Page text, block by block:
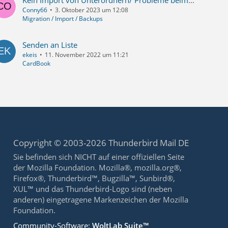
Conny66
3. Oktober 2023 um 12:08
Migration / Import / Backups
Senden an Liste
ekeis
11. November 2022 um 11:21
CardBook
Copyright © 2003-2026 Thunderbird Mail DE
Sie befinden sich NICHT auf einer offiziellen Seite
der Mozilla Foundation. Mozilla®, mozilla.org®,
Firefox®, Thunderbird™, Bugzilla™, Sunbird®,
XUL™ und das Thunderbird-Logo sind (neben
anderen) eingetragene Markenzeichen der Mozilla
Foundation.
Community-Software:WoltLab Suite™